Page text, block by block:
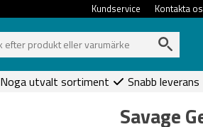
Kontakta
Kundservice
Noga utvalt sortiment Snabb leverans
Savage